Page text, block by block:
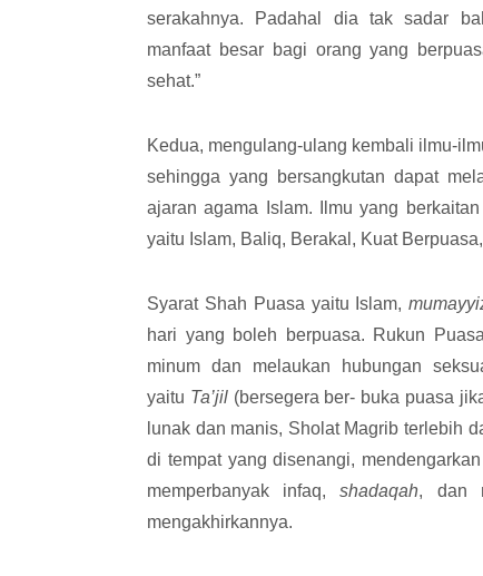
serakahnya. Padahal dia tak sadar
manfaat besar bagi orang yang
sehat.”
Kedua, mengulang-ulang kembali ilmu-
sehingga yang bersangkutan dapat
ajaran agama Islam. Ilmu yang
yaitu Islam, Baliq, Berakal, Kuat
Syarat Shah Puasa yaitu Islam,
hari yang boleh berpuasa. Rukun
minum dan melaukan hubungan
yaitu Ta’jil(bersegera ber- buka puasa
lunak dan manis, Sholat Magrib terlebih
di tempat yang disenangi,
memperbanyak infaq,shadaqah, dan
mengakhirkannya.